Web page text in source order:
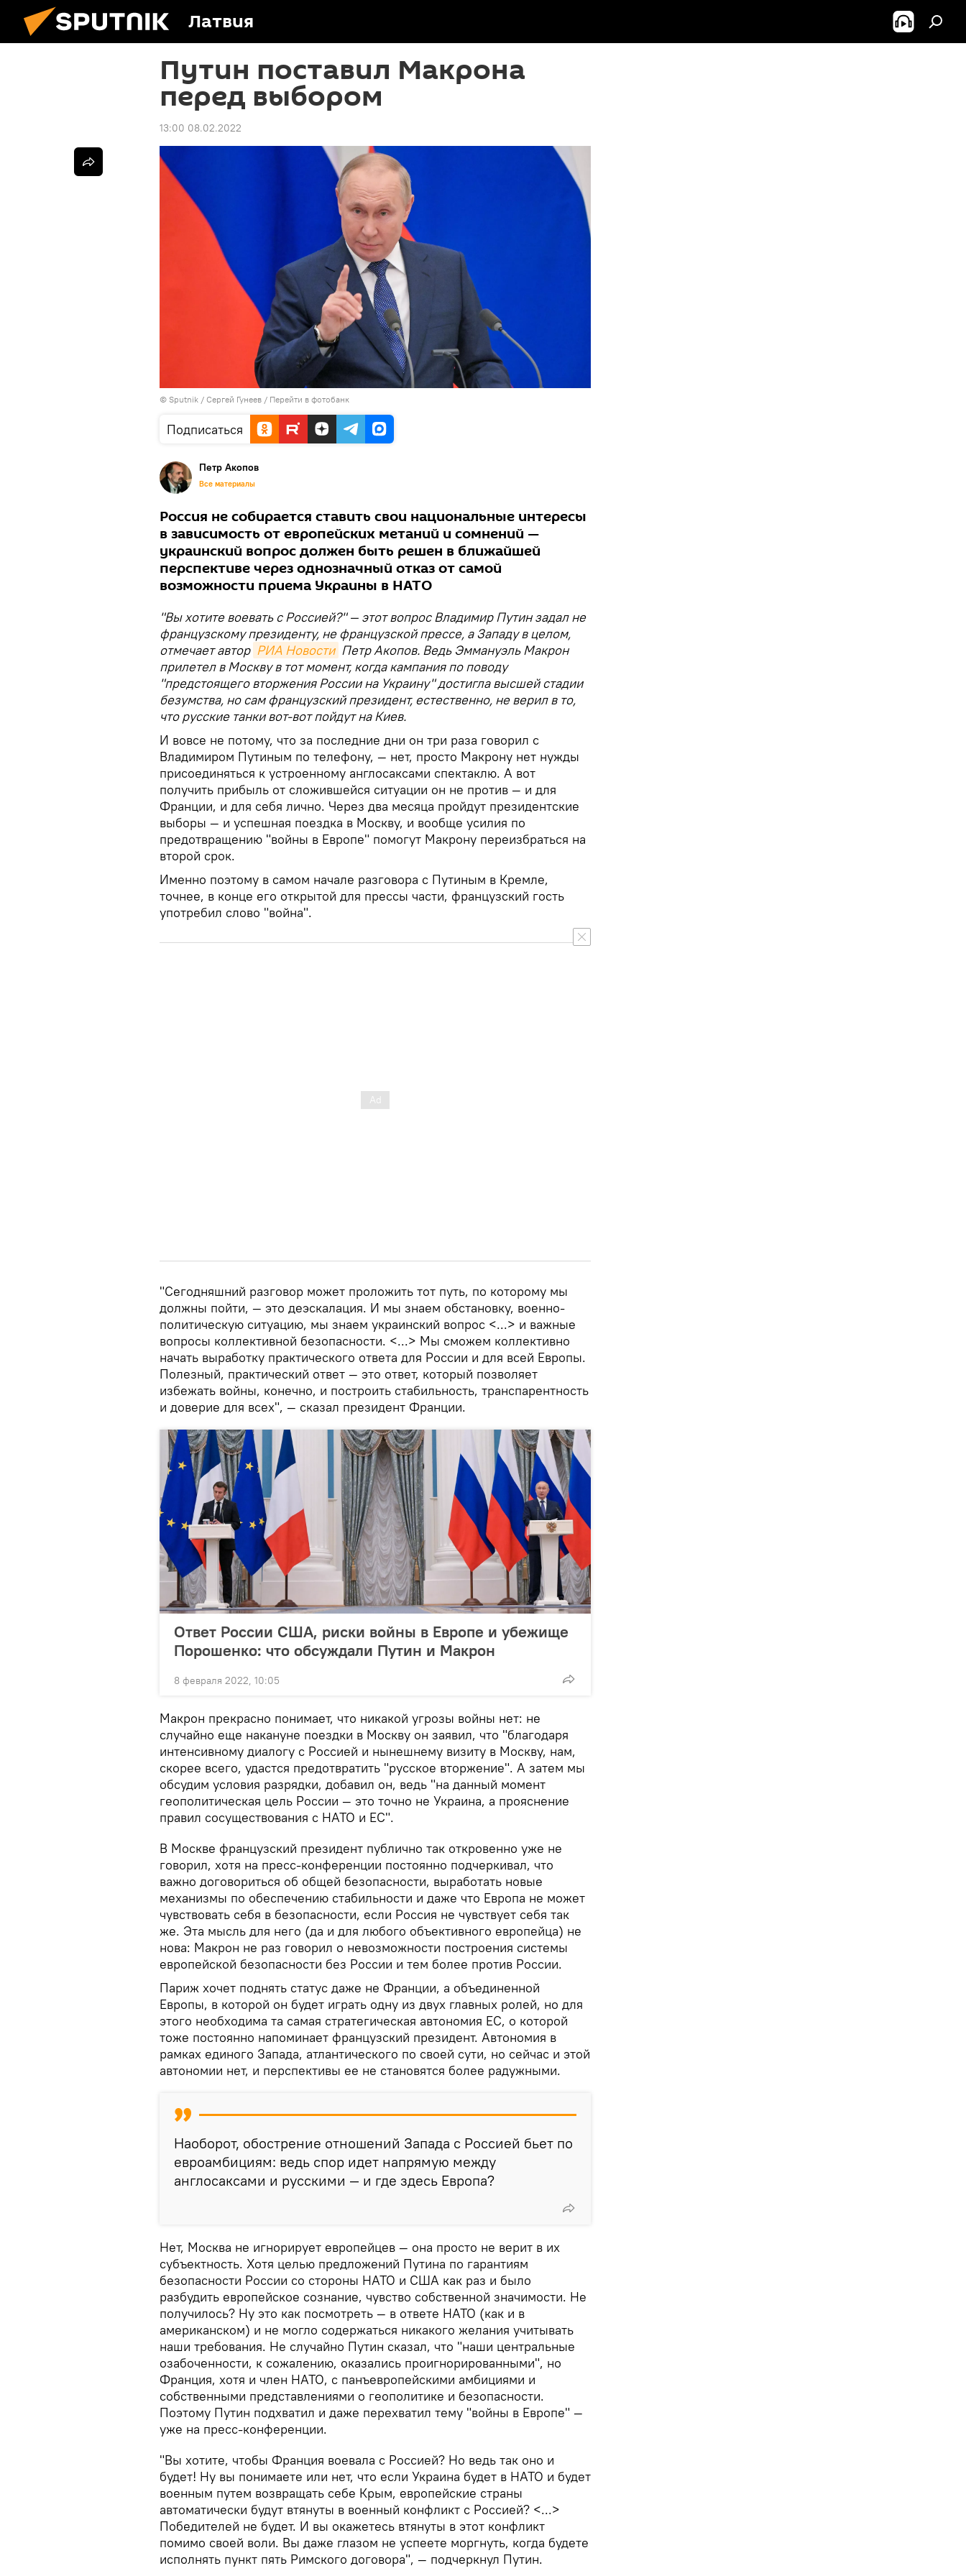
Латвия
Путин поставил Макрона
перед выбором
13:00 08.02.2022
© Sputnik / Сергей Гунеев / Перейти в фотобанк
Подписаться
Петр Акопов
Все материалы
Россия не собирается ставить свои национальные интересы
в зависимость от европейских метаний и сомнений —
украинский вопрос должен быть решен в ближайшей
перспективе через однозначный отказ от самой
возможности приема Украины в НАТО
"Вы хотите воевать с Россией?" — этот вопрос Владимир Путин задал не
французскому президенту, не французской прессе, а Западу в целом,
отмечает автор РИА Новости Петр Акопов. Ведь Эммануэль Макрон
прилетел в Москву в тот момент, когда кампания по поводу
"предстоящего вторжения России на Украину" достигла высшей стадии
безумства, но сам французский президент, естественно, не верил в то,
что русские танки вот-вот пойдут на Киев.
И вовсе не потому, что за последние дни он три раза говорил с
Владимиром Путиным по телефону, — нет, просто Макрону нет нужды
присоединяться к устроенному англосаксами спектаклю. А вот
получить прибыль от сложившейся ситуации он не против — и для
Франции, и для себя лично. Через два месяца пройдут президентские
выборы — и успешная поездка в Москву, и вообще усилия по
предотвращению "войны в Европе" помогут Макрону переизбраться на
второй срок.
Именно поэтому в самом начале разговора с Путиным в Кремле,
точнее, в конце его открытой для прессы части, французский гость
употребил слово "война".
"Сегодняшний разговор может проложить тот путь, по которому мы
должны пойти, — это деэскалация. И мы знаем обстановку, военно-
политическую ситуацию, мы знаем украинский вопрос <...> и важные
вопросы коллективной безопасности. <...> Мы сможем коллективно
начать выработку практического ответа для России и для всей Европы.
Полезный, практический ответ — это ответ, который позволяет
избежать войны, конечно, и построить стабильность, транспарентность
и доверие для всех", — сказал президент Франции.
Ответ России США, риски войны в Европе и убежище
Порошенко: что обсуждали Путин и Макрон
8 февраля 2022, 10:05
Макрон прекрасно понимает, что никакой угрозы войны нет: не
случайно еще накануне поездки в Москву он заявил, что "благодаря
интенсивному диалогу с Россией и нынешнему визиту в Москву, нам,
скорее всего, удастся предотвратить "русское вторжение". А затем мы
обсудим условия разрядки, добавил он, ведь "на данный момент
геополитическая цель России — это точно не Украина, а прояснение
правил сосуществования с НАТО и ЕС".
В Москве французский президент публично так откровенно уже не
говорил, хотя на пресс-конференции постоянно подчеркивал, что
важно договориться об общей безопасности, выработать новые
механизмы по обеспечению стабильности и даже что Европа не может
чувствовать себя в безопасности, если Россия не чувствует себя так
же. Эта мысль для него (да и для любого объективного европейца) не
нова: Макрон не раз говорил о невозможности построения системы
европейской безопасности без России и тем более против России.
Париж хочет поднять статус даже не Франции, а объединенной
Европы, в которой он будет играть одну из двух главных ролей, но для
этого необходима та самая стратегическая автономия ЕС, о которой
тоже постоянно напоминает французский президент. Автономия в
рамках единого Запада, атлантического по своей сути, но сейчас и этой
автономии нет, и перспективы ее не становятся более радужными.
Наоборот, обострение отношений Запада с Россией бьет по
евроамбициям: ведь спор идет напрямую между
англосаксами и русскими — и где здесь Европа?
Нет, Москва не игнорирует европейцев — она просто не верит в их
субъектность. Хотя целью предложений Путина по гарантиям
безопасности России со стороны НАТО и США как раз и было
разбудить европейское сознание, чувство собственной значимости. Не
получилось? Ну это как посмотреть — в ответе НАТО (как и в
американском) и не могло содержаться никакого желания учитывать
наши требования. Не случайно Путин сказал, что "наши центральные
озабоченности, к сожалению, оказались проигнорированными", но
Франция, хотя и член НАТО, с панъевропейскими амбициями и
собственными представлениями о геополитике и безопасности.
Поэтому Путин подхватил и даже перехватил тему "войны в Европе" —
уже на пресс-конференции.
"Вы хотите, чтобы Франция воевала с Россией? Но ведь так оно и
будет! Ну вы понимаете или нет, что если Украина будет в НАТО и будет
военным путем возвращать себе Крым, европейские страны
автоматически будут втянуты в военный конфликт с Россией? <...>
Победителей не будет. И вы окажетесь втянуты в этот конфликт
помимо своей воли. Вы даже глазом не успеете моргнуть, когда будете
исполнять пункт пять Римского договора", — подчеркнул Путин.